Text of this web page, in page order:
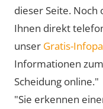
dieser Seite.
Ihnen direkt
unser Gratis-
Informationen
Scheidung online."
"Sie erkennen